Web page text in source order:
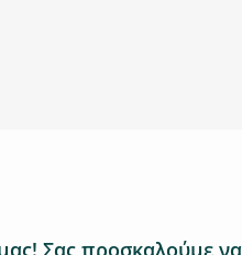
Σας προσκαλούμε